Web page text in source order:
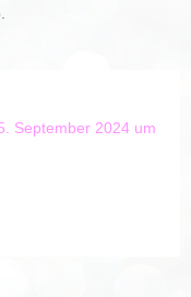
September 2024 um